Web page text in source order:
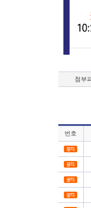
첨부
번호